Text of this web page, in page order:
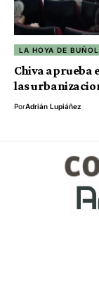
LA HOYA DE
Chiva aprueba
las
PorAdrián Lupiáñez